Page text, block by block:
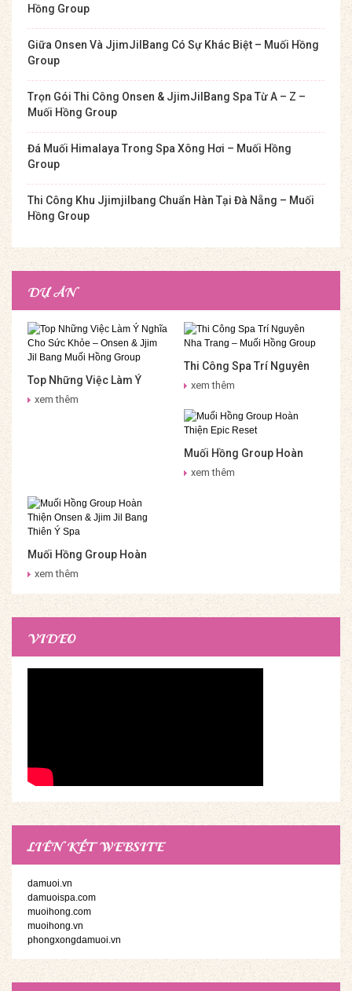
Hồng Group
Giữa Onsen Và JjimJilBang Có Sự Khác Biệt – Muối Hồng
Group
Trọn Gói Thi Công Onsen & JjimJilBang Spa Từ A – Z –
Muối Hồng Group
Đá Muối Himalaya Trong Spa Xông Hơi – Muối Hồng
Group
Thi Công Khu Jjimjilbang Chuẩn Hàn Tại Đà Nẵng – Muối
Hồng Group
DỰ ÁN
Top Những Việc Làm Ý
Nghĩa Cho Sức Khỏe –
xem thêm
Thi Công Spa Trí Nguyên
Nha Trang – Muối Hồng
xem thêm
Muối Hồng Group Hoàn
Thiện Epic Reset
xem thêm
Muối Hồng Group Hoàn
Thiện Onsen & Jjim Jil
xem thêm
VIDEO
LIÊN KẾT WEBSITE
damuoi.vn
damuoispa.com
muoihong.com
muoihong.vn
phongxongdamuoi.vn